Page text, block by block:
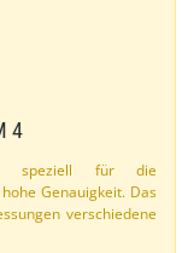
4
speziell für die
Genauigkeit. Das
verschiedene